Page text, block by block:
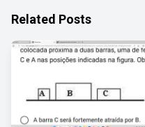
Related Posts